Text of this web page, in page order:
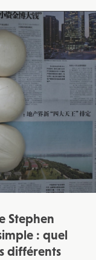
Stephen
: quel
différents